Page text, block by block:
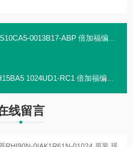
0013B17-ABP 倍加福编码器现货直发
1024UD1-RC1 倍加福编码器
线留言